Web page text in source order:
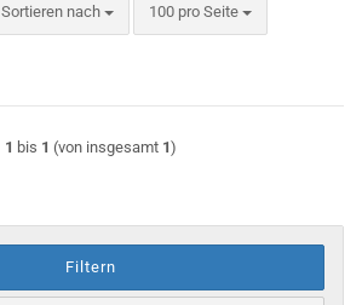
Sortieren nach
Sortieren nach 100 pro Seite
pro Seite
1 bis 1 (von insgesamt 1)
Filtern